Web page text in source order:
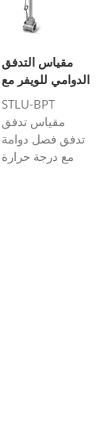
مقياس التدفق
الدوامي للويفر مع
التعويض
STLU-BPT
مقياس تدفق
تدفق فصل دوامة
مع درجة حرارة